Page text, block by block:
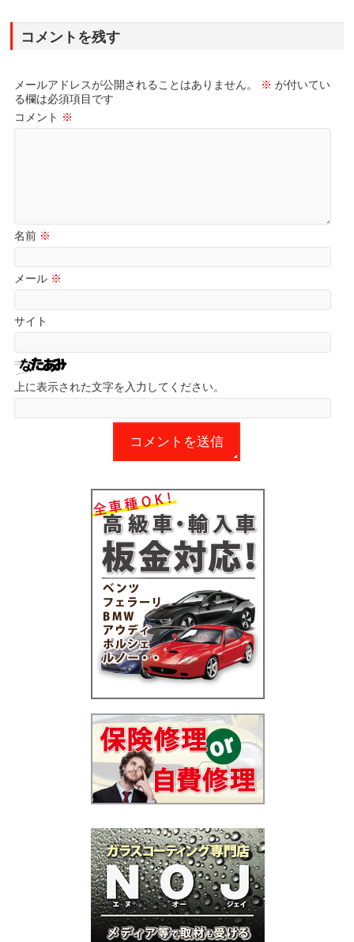
コメントを残す
メールアドレスが公開されることはありません。 ※ が付いてい
る欄は必須項目です
コメント ※
名前 ※
メール ※
サイト
上に表示された文字を入力してください。